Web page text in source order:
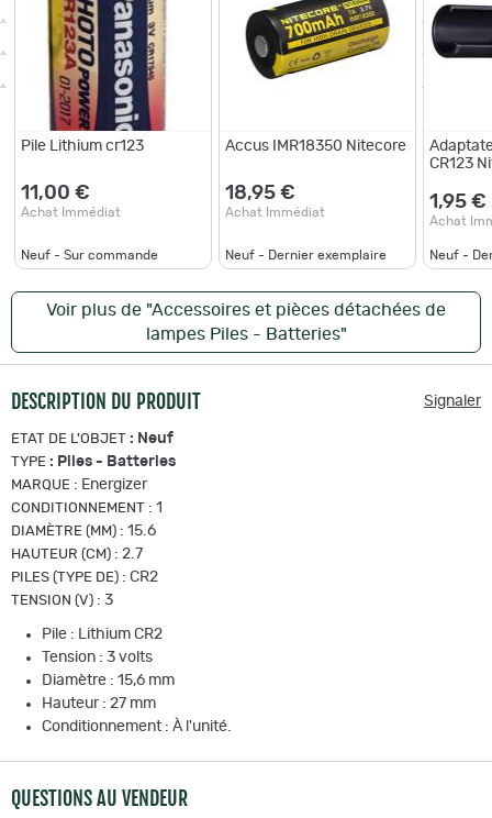
Pile Lithium cr123
11,00 €
Achat Immédiat
Neuf - Sur commande
Accus IMR18350 Nitecore
18,95 €
Achat Immédiat
Neuf - Dernier exemplaire
CR123
1,95 €
Achat
Neuf -
Voir plus de "Accessoires et pièces détachées de
lampes Piles - Batteries"
DESCRIPTION DU PRODUIT Signaler
ETAT DE L'OBJET : Neuf
TYPE : Piles - Batteries
MARQUE : Energizer
CONDITIONNEMENT : 1
DIAMÈTRE (MM) : 15.6
HAUTEUR (CM) : 2.7
PILES (TYPE DE) : CR2
TENSION (V) : 3
Pile : Lithium CR2
Tension : 3 volts
Diamètre : 15,6 mm
Hauteur : 27 mm
Conditionnement : À l'unité.
QUESTIONS AU VENDEUR